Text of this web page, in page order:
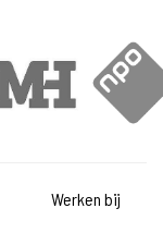
Werken bij